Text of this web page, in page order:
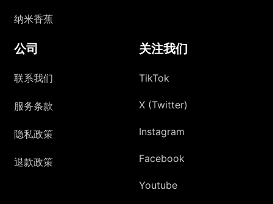
纳米香蕉
公司
联系我们
服务条款
隐私政策
退款政策
关注我们
TikTok
X (Twitter)
Instagram
Facebook
Youtube